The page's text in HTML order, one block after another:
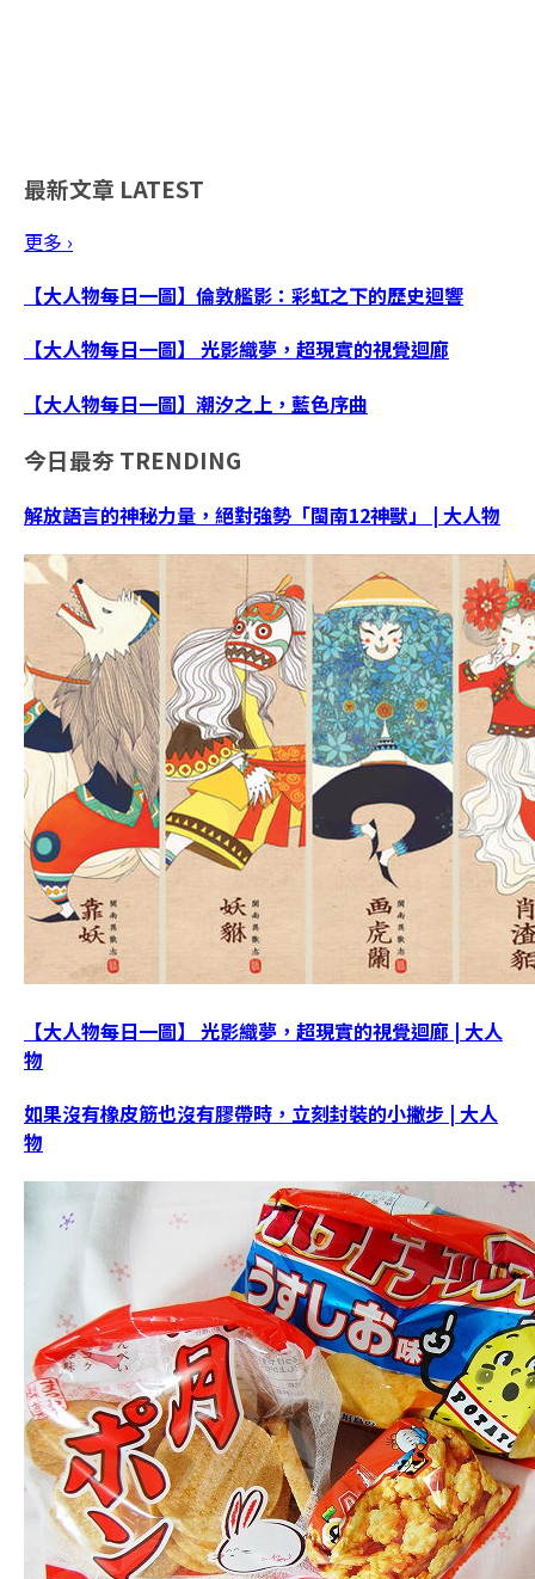
最新文章 LATEST
更多 ›
【大人物每日一圖】倫敦艦影：彩虹之下的歷史迴響
【大人物每日一圖】 光影織夢，超現實的視覺迴廊
【大人物每日一圖】潮汐之上，藍色序曲
今日最夯 TRENDING
解放語言的神秘力量，絕對強勢「閩南12神獸」 | 大人物
【大人物每日一圖】 光影織夢，超現實的視覺迴廊 | 大人
物
如果沒有橡皮筋也沒有膠帶時，立刻封裝的小撇步 | 大人
物